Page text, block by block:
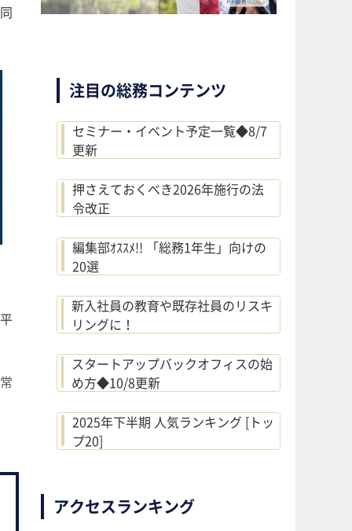
注目の総務コンテンツ
セミナー・イベント予定一覧◆8/7
更新
押さえておくべき2026年施行の法
令改正
編集部ｵｽｽﾒ!! 「総務1年生」向けの
20選
新入社員の教育や既存社員のリスキ
リングに！
スタートアップバックオフィスの始
め方◆10/8更新
2025年下半期 人気ランキング [トッ
プ20]
アクセスランキング